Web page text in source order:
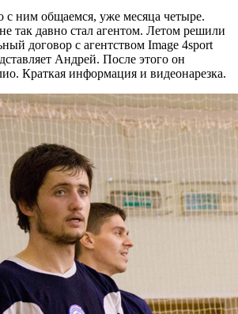
ним общаемся, уже месяца четыре.
так давно стал агентом. Летом решили
договор с агентством Image 4sport
Андрей. После этого он
Краткая информация и видеонарезка.